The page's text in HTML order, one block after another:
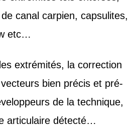
canal carpien, capsulites,
etc…
extrémités, la correction
bien précis et pré-
de la technique,
articulaire détecté…